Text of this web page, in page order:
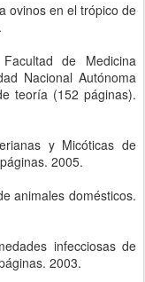
ovinos en el trópico de
de Medicina
Nacional Autónoma
teoría (152 páginas).
y Micóticas de
2005.
animales domésticos.
infecciosas de
2003.